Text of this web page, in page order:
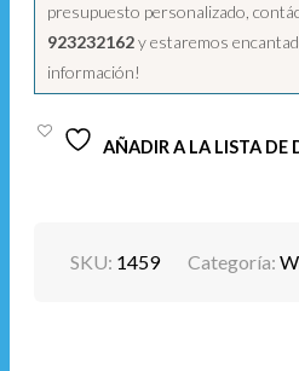
presupuesto personalizado,
923232162y estaremos
información!
AÑADIR A LA LISTA DE
SKU: 1459 Categoría: